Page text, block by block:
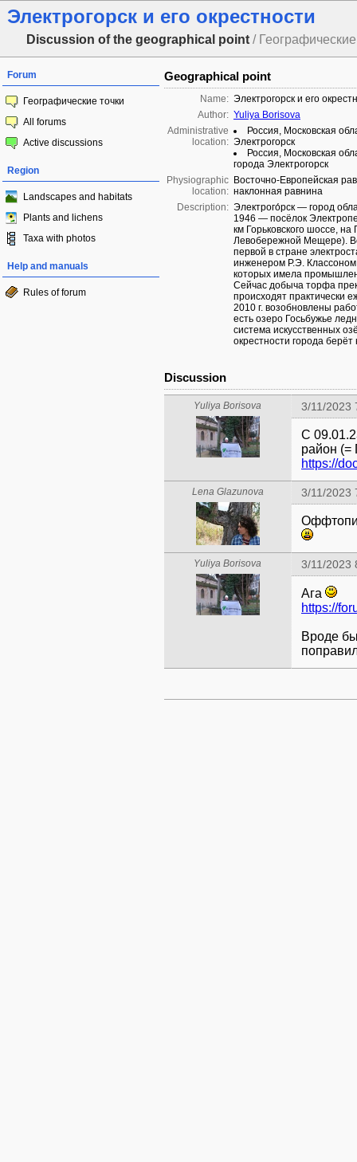
Электрогорск и его окрестности
Discussion of the geographical point /
Forum
Географические точки
All forums
Active discussions
Region
Landscapes and habitats
Plants and lichens
Taxa with photos
Help and manuals
Rules of forum
Geographical point
Name: Электрогорск и его
Author: Yuliya Borisova
Administrative
location:
Россия, Московская
Электрогорск
Россия, Московская
города Электрогорск
Physiographic
location:
Восточно-Европейская
наклонная равнина
Description: Электрого́рск — город
1946 — посёлок
км Горьковского шоссе,
Левобережной Мещере).
первой в стране
инженером Р.Э.
которых имела
Сейчас добыча торфа
происходят практически
2010 г. возобновлены
есть озеро Госьбужье
система искусственных
окрестности города
Discussion
Yuliya Borisova 3/11/2023
С
https://
Lena Glazunova 3/11/2023
Yuliya Borisova 3/11/2023
Ага
https://
Вроде